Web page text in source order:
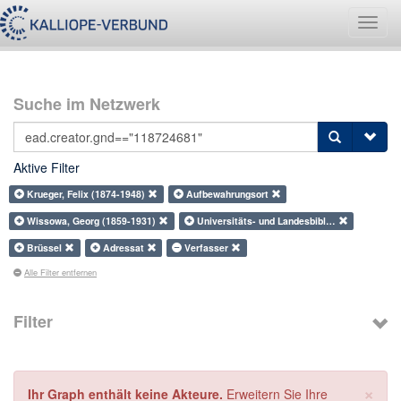
Suche im Netzwerk
Aktive Filter
Krueger, Felix (1874-1948)
Aufbewahrungsort
Wissowa, Georg (1859-1931)
Universitäts- und Landesbibl…
Brüssel
Adressat Verfasser
Alle Filter entfernen
Filter
×
Ihr Graph enthält keine Akteure. Erweitern Sie Ihre